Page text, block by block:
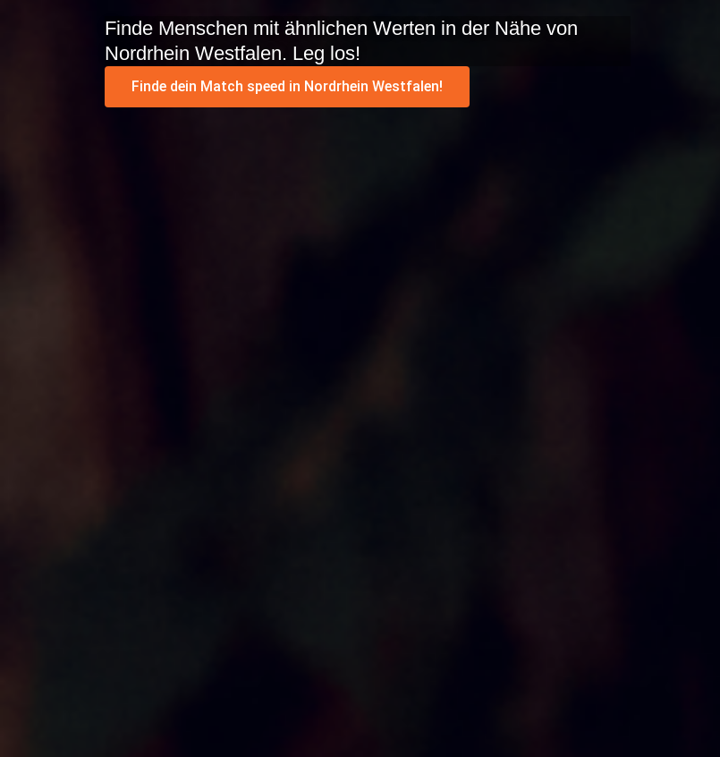
Finde Menschen mit ähnlichen Werten in der Nähe von
Nordrhein Westfalen. Leg los!
Finde dein Match speed in Nordrhein Westfalen!